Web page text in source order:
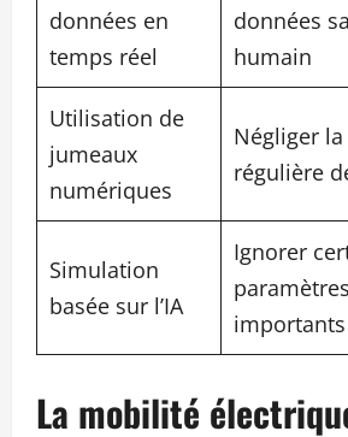
données en
temps réel
données
humain
Utilisation de
jumeaux
numériques
Négliger
régulière
Simulation
basée sur l’IA
Ignorer
importants
La mobilité